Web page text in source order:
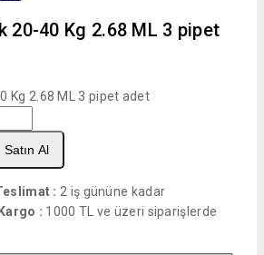
20-40 Kg 2.68 ML 3 pipet
Kg 2.68 ML 3 pipet adet
Satın Al
: 2 iş gününe kadar
: 1000 TL ve üzeri siparişlerde